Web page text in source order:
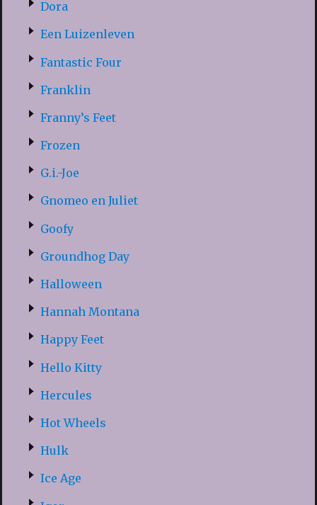
Dora
Een Luizenleven
Fantastic Four
Franklin
Franny’s Feet
Frozen
G.i.-Joe
Gnomeo en Juliet
Goofy
Groundhog Day
Halloween
Hannah Montana
Happy Feet
Hello Kitty
Hercules
Hot Wheels
Hulk
Ice Age